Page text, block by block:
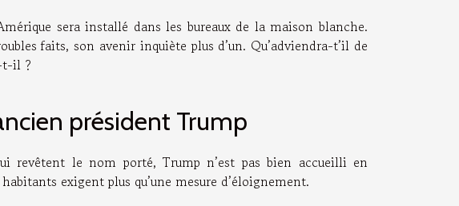
sera installé dans les bureaux de la maison blanche.
faits, son avenir inquiète plus d’un. Qu’adviendra-t’il de
t-il ?
président Trump
revêtent le nom porté, Trump n’est pas bien accueilli en
exigent plus qu’une mesure d’éloignement.